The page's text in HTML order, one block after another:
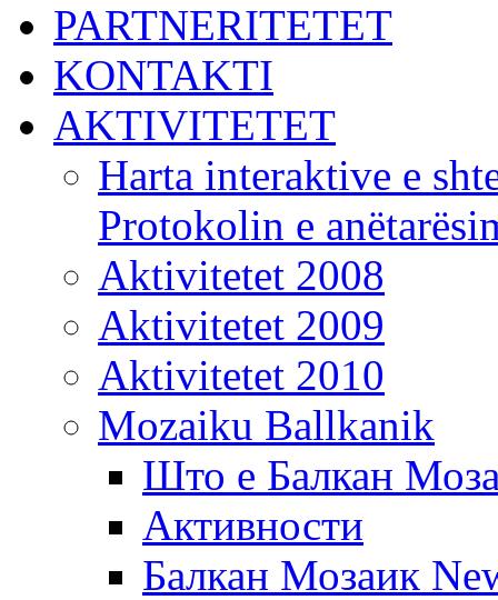
PARTNERITETET
KONTAKTI
AKTIVITETET
Harta interaktive e
Protokolin e
Aktivitetet 2008
Aktivitetet 2009
Aktivitetet 2010
Mozaiku Ballkanik
Што е Балкан
Активности
Балкан Мозаик